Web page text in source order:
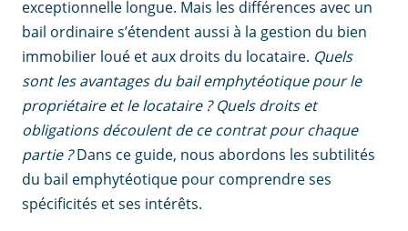
exceptionnelle longue. Mais les différences avec un
bail ordinaire s’étendent aussi à la gestion du bien
immobilier loué et aux droits du locataire. Quels
sont les avantages du bail emphytéotique pour le
propriétaire et le locataire ? Quels droits et
obligations découlent de ce contrat pour chaque
partie ?Dans ce guide, nous abordons les subtilités
du bail emphytéotique pour comprendre ses
spécificités et ses intérêts.